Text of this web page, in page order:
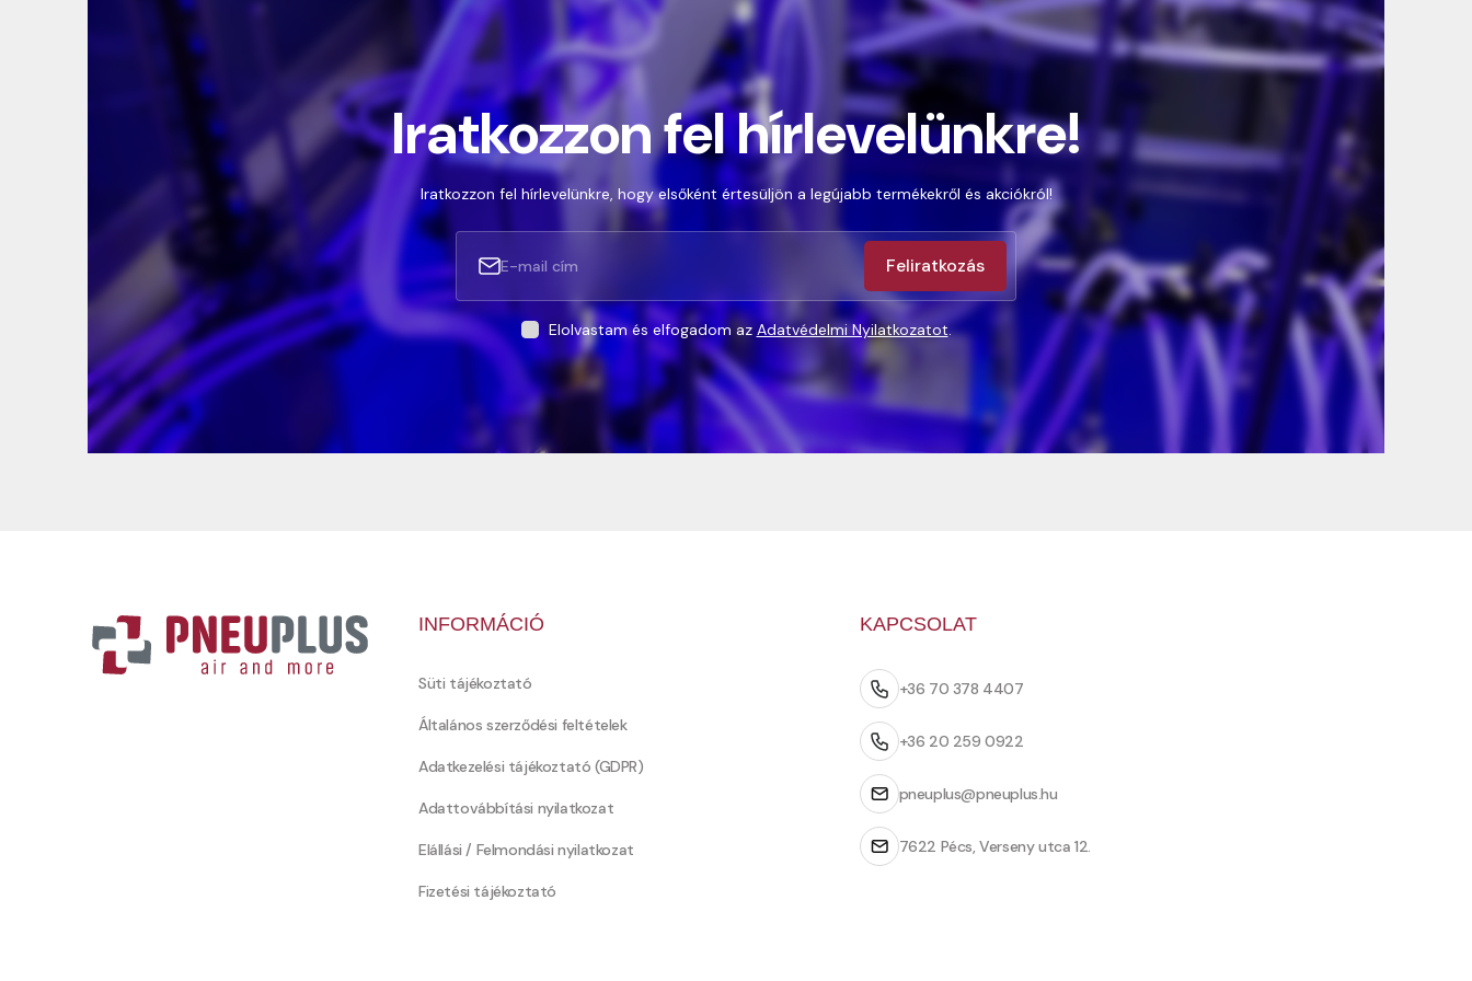
Iratkozzon fel hírlevelünkre!
Iratkozzon fel hírlevelünkre, hogy elsőként értesüljön a legújabb termékekről és akciókról!
Feliratkozás
Elolvastam és elfogadom azAdatvédelmi Nyilatkozatot.
INFORMÁCIÓ
Süti tájékoztató
Általános szerződési feltételek
Adatkezelési tájékoztató (GDPR)
Adattovábbítási nyilatkozat
Elállási / Felmondási nyilatkozat
Fizetési tájékoztató
KAPCSOLAT
+36 70 378 4407
+36 20 259 0922
pneuplus@pneuplus.hu
7622 Pécs, Verseny utca 12.